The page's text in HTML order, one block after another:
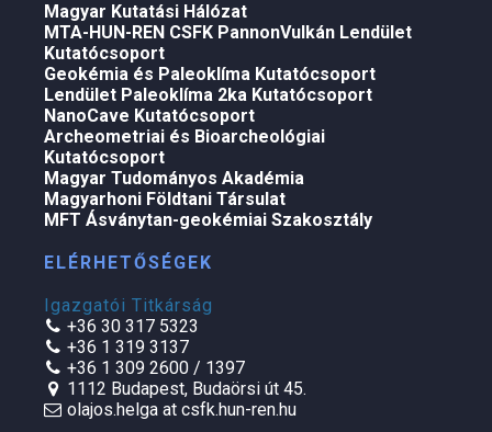
ELÉRHETŐSÉGEK
Igazgatói Titkárság
+36 30 317 5323
+36 1 319 3137
+36 1 309 2600 / 1397
1112 Budapest, Budaörsi út 45.
olajos.helga at csfk.hun-ren.hu
Magyar Kutatási Hálózat
MTA-HUN-REN CSFK PannonVulkán Lendület
Kutatócsoport
Geokémia és Paleoklíma Kutatócsoport
Lendület Paleoklíma 2ka Kutatócsoport
NanoCave Kutatócsoport
Archeometriai és Bioarcheológiai
Kutatócsoport
Magyar Tudományos Akadémia
Magyarhoni Földtani Társulat
MFT Ásványtan-geokémiai Szakosztály